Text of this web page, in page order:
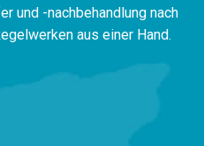
und -nachbehandlung nach
aus einer Hand.